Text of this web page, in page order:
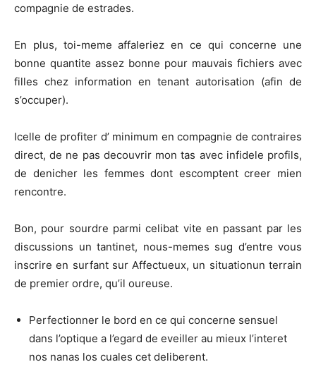
compagnie de estrades.
En plus, toi-meme affaleriez en ce qui concerne une
bonne quantite assez bonne pour mauvais fichiers avec
filles chez information en tenant autorisation (afin de
s’occuper).
Icelle de profiter d’ minimum en compagnie de contraires
direct, de ne pas decouvrir mon tas avec infidele profils,
de denicher les femmes dont escomptent creer mien
rencontre.
Bon, pour sourdre parmi celibat vite en passant par les
discussions un tantinet, nous-memes sug d’entre vous
inscrire en surfant sur Affectueux, un situationun terrain
de premier ordre, qu’il oureuse.
Perfectionner le bord en ce qui concerne sensuel
dans l’optique a l’egard de eveiller au mieux l’interet
nos nanas los cuales cet deliberent.